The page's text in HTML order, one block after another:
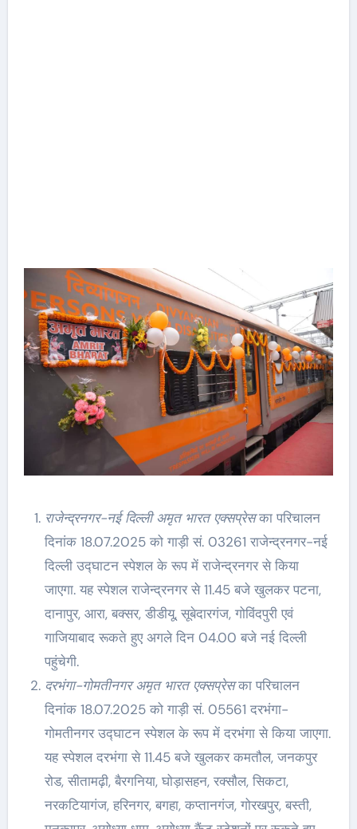
राजेन्द्रनगर-नई दिल्ली अमृत भारत एक्सप्रेसका परिचालन
दिनांक 18.07.2025 को गाड़ी सं. 03261 राजेन्द्रनगर-नई
दिल्ली उद्घाटन स्पेशल के रूप में राजेन्द्रनगर से किया
जाएगा. यह स्पेशल राजेन्द्रनगर से 11.45 बजे खुलकर पटना,
दानापुर, आरा, बक्सर, डीडीयू, सूबेदारगंज, गोविंदपुरी एवं
गाजियाबाद रूकते हुए अगले दिन 04.00 बजे नई दिल्ली
पहुंचेगी.
दरभंगा-गोमतीनगर अमृत भारत एक्सप्रेसका परिचालन
दिनांक 18.07.2025 को गाड़ी सं. 05561 दरभंगा-
गोमतीनगर उद्घाटन स्पेशल के रूप में दरभंगा से किया जाएगा.
यह स्पेशल दरभंगा से 11.45 बजे खुलकर कमतौल, जनकपुर
रोड, सीतामढ़ी, बैरगनिया, घोड़ासहन, रक्सौल, सिकटा,
नरकटियागंज, हरिनगर, बगहा, कप्तानगंज, गोरखपुर, बस्ती,